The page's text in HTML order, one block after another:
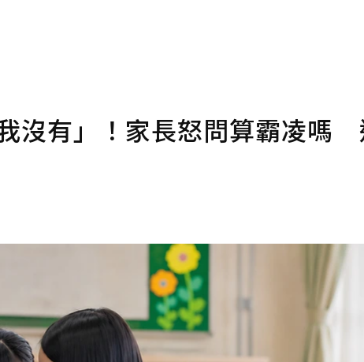
沒有」！家長怒問算霸凌嗎